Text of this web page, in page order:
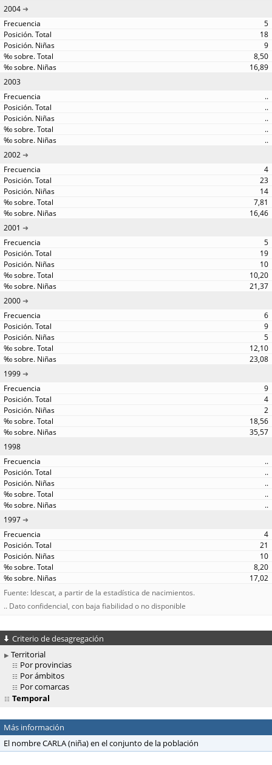
2004
5
18
9
8,50
16,89
2003
..
..
..
..
..
2002
4
23
14
7,81
16,46
2001
5
19
10
10,20
21,37
2000
6
9
5
12,10
23,08
1999
9
4
2
18,56
35,57
1998
..
..
..
..
..
1997
4
21
10
8,20
17,02
Fuente: Idescat, a partir de la estadística de nacimientos.
.. Dato confidencial, con baja fiabilidad o no disponible
Criterio de desagregación
Territorial
Por provincias
Por ámbitos
Por comarcas
Temporal
Más información
El nombre CARLA (niña) en el conjunto de la población